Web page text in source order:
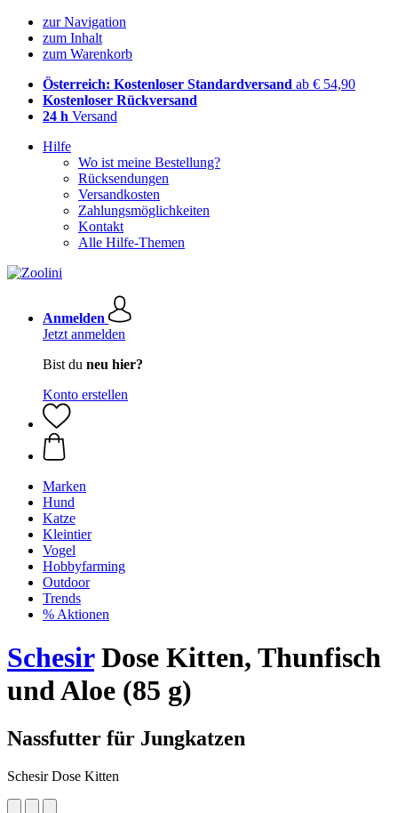
zur Navigation
zum Inhalt
zum Warenkorb
Österreich: Kostenloser Standardversand ab € 54,90
Kostenloser Rückversand
24 h Versand
Hilfe
Wo ist meine Bestellung?
Rücksendungen
Versandkosten
Zahlungsmöglichkeiten
Kontakt
Alle Hilfe-Themen
Anmelden
Jetzt anmelden
Bist du neu hier?
Konto erstellen
Marken
Hund
Katze
Kleintier
Vogel
Hobbyfarming
Outdoor
Trends
% Aktionen
SchesirDose Kitten, Thunfisch
und Aloe (85 g)
Nassfutter für Jungkatzen
Schesir Dose Kitten